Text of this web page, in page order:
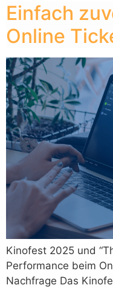
Einfach
Online
Kinofest 2025 und
Performance beim
Nachfrage Das